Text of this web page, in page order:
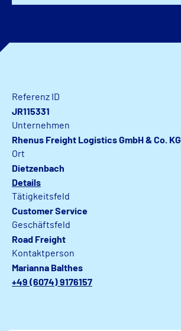
Referenz ID
JR115331
Unternehmen
Rhenus Freight Logistics GmbH & Co. KG
Ort
Dietzenbach
Details
Tätigkeitsfeld
Customer Service
Geschäftsfeld
Road Freight
Kontaktperson
Marianna Balthes
+49 (6074) 9176157